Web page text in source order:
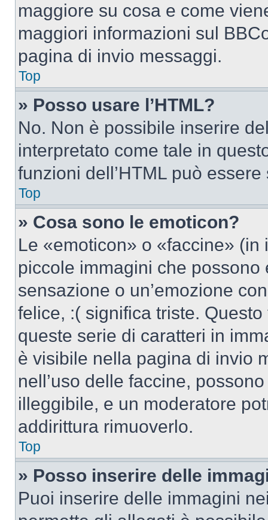
maggiore su cosa e come
maggiori informazioni sul
pagina di invio messaggi.
Top
» Posso usare l’HTML?
No. Non è possibile inserire
interpretato come tale in
funzioni dell’HTML può
Top
» Cosa sono le emoticon?
Le «emoticon» o «faccine»
piccole immagini che
sensazione o un’emozione
felice, :( significa triste.
queste serie di caratteri in
è visibile nella pagina di invio
nell’uso delle faccine,
illeggibile, e un moderatore
addirittura rimuoverlo.
Top
» Posso inserire delle
Puoi inserire delle immagini